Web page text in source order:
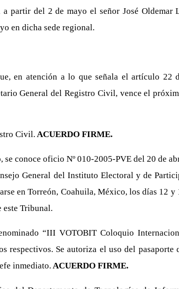
partir del 2 de mayo el señor José
en dicha sede regional.
en atención a lo que señala el artículo 22
General del Registro Civil, vence el
Civil. ACUERDO FIRME.
conoce oficio Nº 010-2005-PVE del 20 de
General del Instituto Electoral y de
en Torreón, Coahuila, México, los días 12
este Tribunal.
“III VOTOBIT Coloquio
Se autoriza el uso del
inmediato. ACUERDO FIRME.